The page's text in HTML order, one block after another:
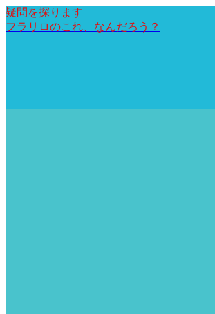
疑問を探ります
フラリロのこれ、なんだろう？